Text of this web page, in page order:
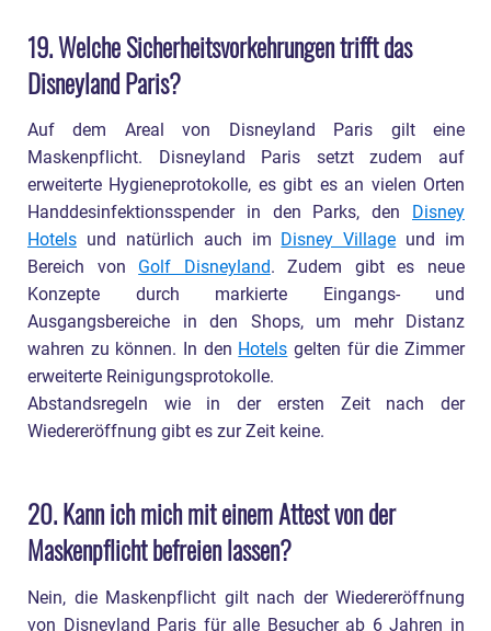
19. Welche Sicherheitsvorkehrungen trifft das
Disneyland Paris?
Auf dem Areal von Disneyland Paris gilt eine
Maskenpflicht. Disneyland Paris setzt zudem auf
erweiterte Hygieneprotokolle, es gibt es an vielen Orten
Handdesinfektionsspender in den Parks, den
Disney
Hotels und natürlich auch im Disney Village und im
Bereich von Golf Disneyland. Zudem gibt es neue
Konzepte durch markierte Eingangs- und
Ausgangsbereiche in den Shops, um mehr Distanz
wahren zu können. In den Hotels gelten für die Zimmer
erweiterte Reinigungsprotokolle.
Abstandsregeln wie in der ersten Zeit nach der
Wiedereröffnung gibt es zur Zeit keine.
20. Kann ich mich mit einem Attest von der
Maskenpflicht befreien lassen?
Nein, die Maskenpflicht gilt nach der Wiedereröffnung
von Disneyland Paris für alle Besucher ab 6 Jahren in